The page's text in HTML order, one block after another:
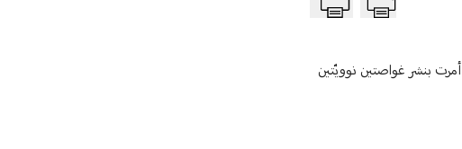
بنشر غواصتين نوويّتين